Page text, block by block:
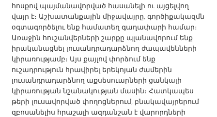
SINGAPORE
Singapore
UNITED KINGDOM
Glasgow
UNITED STATES
Ann Arbor, MI
Austin, TX
հոսքով պայմանավորված հասանելի ու այցելվող
վայր է։ Աշխատանքային միջավայրը, գործիքակազմն
օգտագործելու ենք համատեղ գաղափարի համար։
Առաջին հուշանվերների շարքը պլանավորում ենք
իրականացնել լուսանդրադարձնող ժապավենների
կիրառությամբ։ Այս քայլով փորձում ենք
ուշադրություն հրավիրել երեկոյան ժամերին
լուսանդրադարձնող աքսեսուարների ցանկալի
կիրառության նշանակության մասին։ Հատկապես
թերի լուսավորված փողոցներում, բնակավայրերում
զբոսանելիս հրաշալի ազդանշան է վարորդների